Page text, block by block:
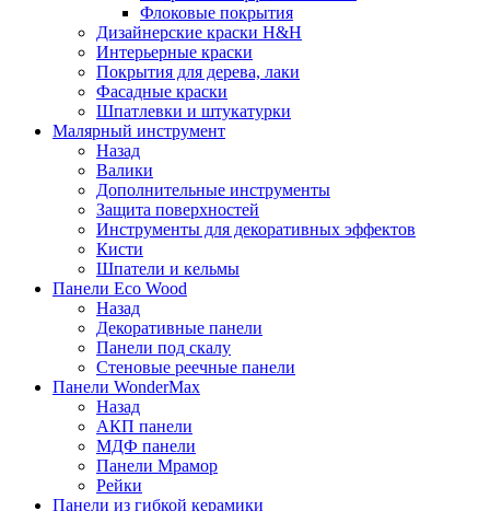
Флоковые покрытия
Дизайнерские краски H&H
Интерьерные краски
Покрытия для дерева, лаки
Фасадные краски
Шпатлевки и штукатурки
Малярный инструмент
Назад
Валики
Дополнительные инструменты
Защита поверхностей
Инструменты для декоративных эффектов
Кисти
Шпатели и кельмы
Панели Eco Wood
Назад
Декоративные панели
Панели под скалу
Стеновые реечные панели
Панели WonderMax
Назад
АКП панели
МДФ панели
Панели Мрамор
Рейки
Панели из гибкой керамики